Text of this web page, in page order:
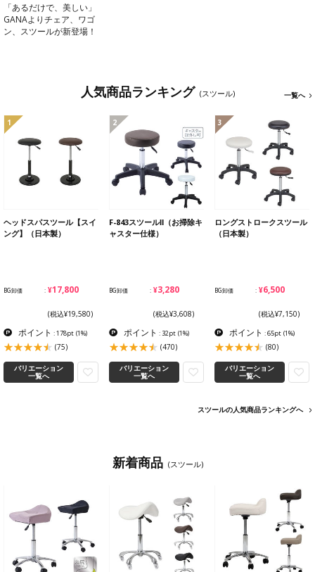
「あるだけで、美しい」
GANAよりチェア、ワゴ
ン、スツールが新登場！
人気商品ランキング (スツール) 一覧へ
1
ヘッドスパスツール【スイ
ング】（日本製）
BG卸価 ¥17,800
(税込¥19,580)
ポイント : 178pt (1%)
(75)
バリエーション
一覧へ
2
F-843スツールⅡ（お掃除キ
ャスター仕様）
BG卸価 ¥3,280
(税込¥3,608)
ポイント : 32pt (1%)
(470)
バリエーション
一覧へ
3
ロングストロークスツール
（日本製）
BG卸価 ¥6,500
(税込¥7,150)
ポイント : 65pt (1%)
(80)
バリエーション
一覧へ
スツールの人気商品ランキングへ
新着商品 (スツール)